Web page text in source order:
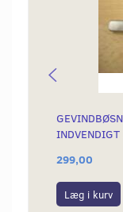
299,00
Læg i kurv